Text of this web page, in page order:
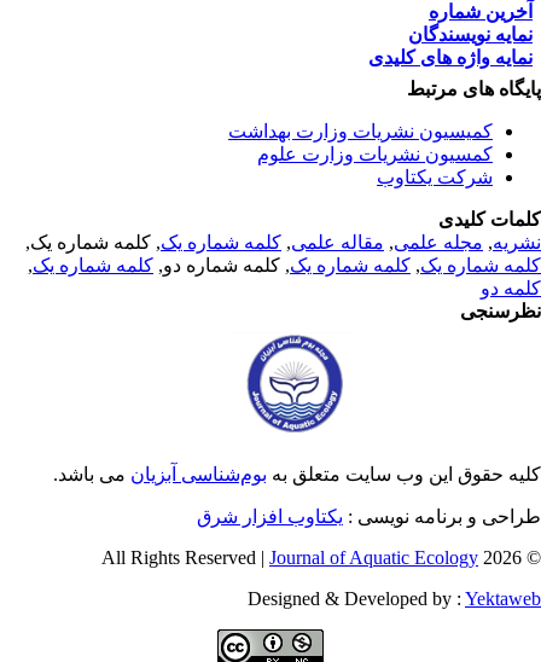
شماره
نویسندگان
واژه های کلیدی
های مرتبط
کمیسیون نشریات وزارت بهداشت
کمسیون نشریات وزارت علوم
شرکت یکتاوب
کلیدی
,مجله علمی, مقاله علمی, کلمه شماره یک, کلمه شماره یک,
شماره یک,کلمه شماره یک, کلمه شماره دو,کلمه شماره یک,
دو
حقوق این وب سایت متعلق بهبوم‌شناسی آبزیانمی باشد.
و برنامه نویسی : یکتاوب افزار شرق
©
Journal of Aquatic Ecology
Designed & Developed by :